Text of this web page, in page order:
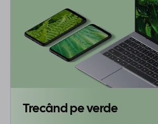
Trecând pe verde